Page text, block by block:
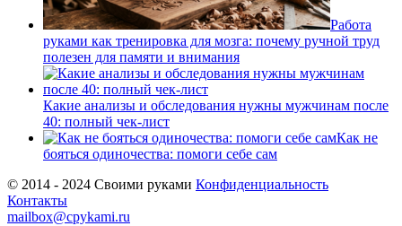
Работа
руками как тренировка для мозга: почему ручной труд
полезен для памяти и внимания
Какие анализы и обследования нужны мужчинам после
40: полный чек-лист
Как не
бояться одиночества: помоги себе сам
© 2014 - 2024 Своими руками Конфиденциальность
Контакты
mailbox@cpykami.ru